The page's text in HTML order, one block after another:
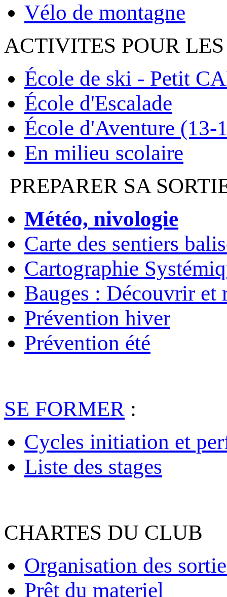
Vélo de montagne
ACTIVITES POUR
École de ski - Petit
École d'Escalade
École d'Aventure (13-
En milieu scolaire
PREPARER SA
Météo, nivologie
Carte des sentiers
Cartographie
Bauges : Découvrir et
Prévention hiver
Prévention été
SE FORMER :
Cycles initiation et
Liste des stages
CHARTES DU CLUB
Organisation des
Prêt du materiel